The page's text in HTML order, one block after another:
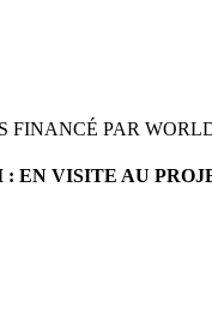
FINANCÉ PAR
: EN VISITE AU